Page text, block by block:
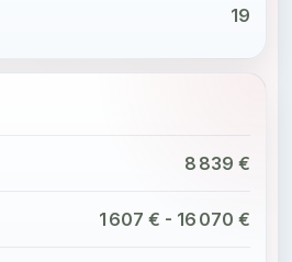
19
8 839 €
1 607 € - 16 070 €